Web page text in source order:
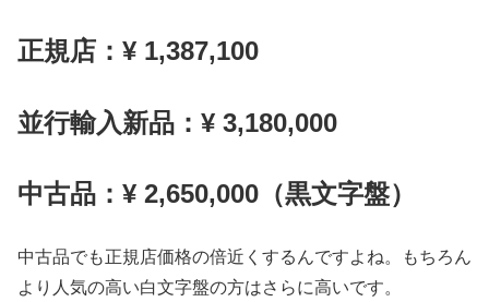
正規店：¥ 1,387,100
並行輸入新品：¥ 3,180,000
中古品：¥ 2,650,000（黒文字盤）
中古品でも正規店価格の倍近くするんですよね。もちろん
より人気の高い白文字盤の方はさらに高いです。